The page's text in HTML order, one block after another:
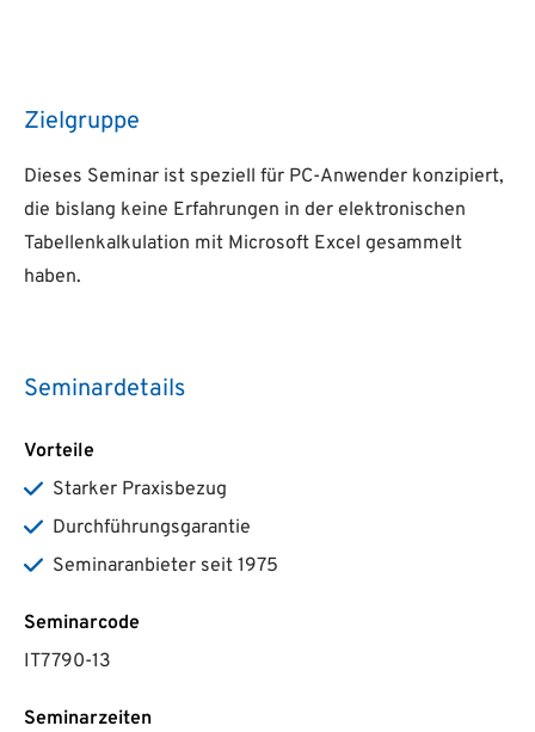
Zielgruppe
Dieses Seminar ist speziell für PC-Anwender konzipiert,
die bislang keine Erfahrungen in der elektronischen
Tabellenkalkulation mit Microsoft Excel gesammelt
haben.
Seminardetails
Vorteile
Starker Praxisbezug
Durchführungsgarantie
Seminaranbieter seit 1975
Seminarcode
IT7790-13
Seminarzeiten